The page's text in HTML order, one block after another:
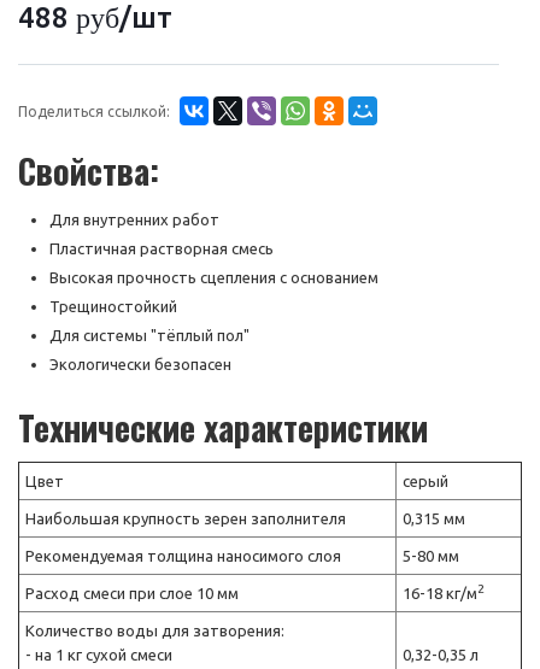
488 руб/шт
Поделиться ссылкой:
Свойства:
Для внутренних работ
Пластичная растворная смесь
Высокая прочность сцепления с основанием
Трещиностойкий
Для системы "тёплый пол"
Экологически безопасен
Технические характеристики
Цвет серый
Наибольшая крупность зерен заполнителя 0,315 мм
Рекомендуемая толщина наносимого слоя 5-80 мм
Расход смеси при слое 10 мм 16-18 кг/м2
Количество воды для затворения:
- на 1 кг сухой смеси
0,32-0,35 л